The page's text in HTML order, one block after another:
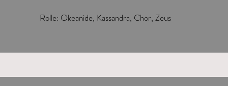
Rolle: Okeanide, Kassandra, Chor, Zeus